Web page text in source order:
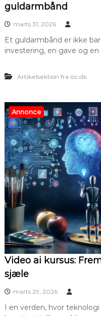
guldarmbånd
marts 31, 2026
Et guldarmbånd er ikke
investering, en gave og
Artikelsektion fra icc.dk
Annonce
Video ai kursus:
sjæle
marts 29, 2026
I en verden, hvor